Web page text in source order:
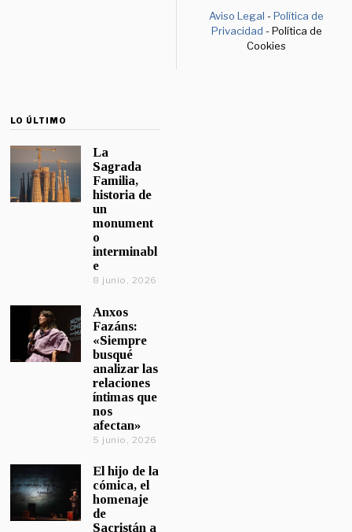
Aviso Legal -Política de
Privacidad - Política de
Cookies
LO ÚLTIMO
La
Sagrada
Familia,
historia de
un
monument
o
interminabl
e
8 junio, 2026
Anxos
Fazáns:
«Siempre
busqué
analizar las
relaciones
íntimas que
nos
afectan»
5 junio, 2026
El hijo de la
cómica, el
homenaje
de
Sacristán a